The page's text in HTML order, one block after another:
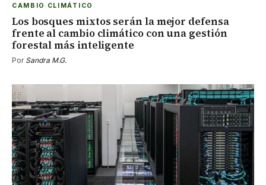
CAMBIO CLIMÁTICO
Los bosques mixtos serán la mejor defensa
frente al cambio climático con una gestión
forestal más inteligente
Por Sandra M.G.